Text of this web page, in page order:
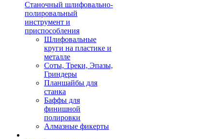
Станочный шлифовально-
полировальный
инструмент и
приспособления
Шлифовальные
круги на пластике и
металле
Соты, Треки, Эпазы,
Гриндеры
Планшайбы для
станка
Баффы для
финишной
полировки
Алмазные фикерты